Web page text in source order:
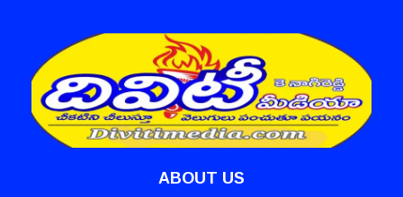
ABOUT US